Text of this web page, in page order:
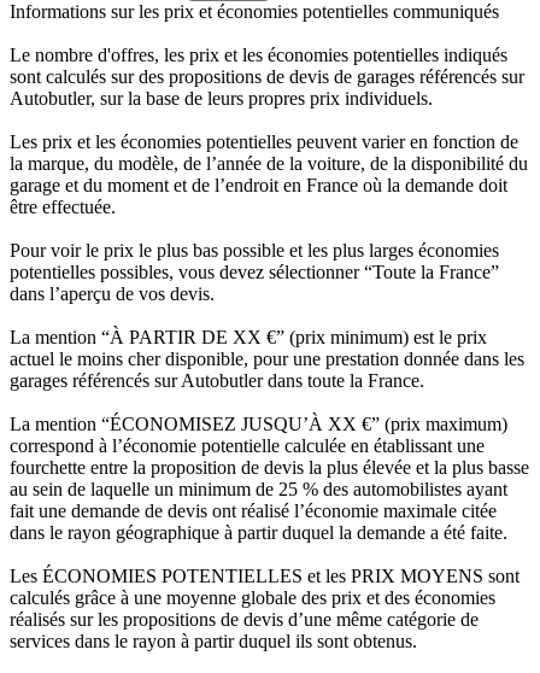
Informations sur les prix et économies potentielles communiqués
Le nombre d'offres, les prix et les économies potentielles indiqués
sont calculés sur des propositions de devis de garages référencés sur
Autobutler, sur la base de leurs propres prix individuels.
Les prix et les économies potentielles peuvent varier en fonction de
la marque, du modèle, de l’année de la voiture, de la disponibilité du
garage et du moment et de l’endroit en France où la demande doit
être effectuée.
Pour voir le prix le plus bas possible et les plus larges économies
potentielles possibles, vous devez sélectionner “Toute la France”
dans l’aperçu de vos devis.
La mention “À PARTIR DE XX €” (prix minimum) est le prix
actuel le moins cher disponible, pour une prestation donnée dans les
garages référencés sur Autobutler dans toute la France.
La mention “ÉCONOMISEZ JUSQU’À XX €” (prix maximum)
correspond à l’économie potentielle calculée en établissant une
fourchette entre la proposition de devis la plus élevée et la plus basse
au sein de laquelle un minimum de 25 % des automobilistes ayant
fait une demande de devis ont réalisé l’économie maximale citée
dans le rayon géographique à partir duquel la demande a été faite.
Les ÉCONOMIES POTENTIELLES et les PRIX MOYENS sont
calculés grâce à une moyenne globale des prix et des économies
réalisés sur les propositions de devis d’une même catégorie de
services dans le rayon à partir duquel ils sont obtenus.